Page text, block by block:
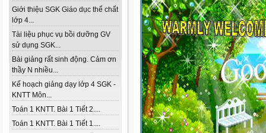
Giới thiệu SGK Giáo dục thể chất
lớp 4...
Tài liệu phục vụ bồi dưỡng GV
sử dụng SGK...
Bài giảng rất sinh động. Cảm ơn
thầy N nhiều...
Kế hoạch giảng dạy lớp 4 SGK -
KNTT Môn...
Toán 1 KNTT. Bài 1 Tiết 2....
Toán 1 KNTT. Bài 1 Tiết 1....